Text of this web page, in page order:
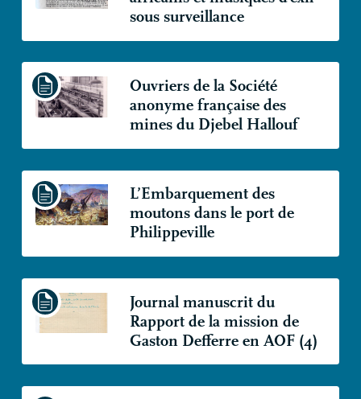
sous surveillance
Ouvriers de la Société
anonyme française des
mines du Djebel Hallouf
L’Embarquement des
moutons dans le port de
Philippeville
Journal manuscrit du
Rapport de la mission de
Gaston Defferre en AOF(4)